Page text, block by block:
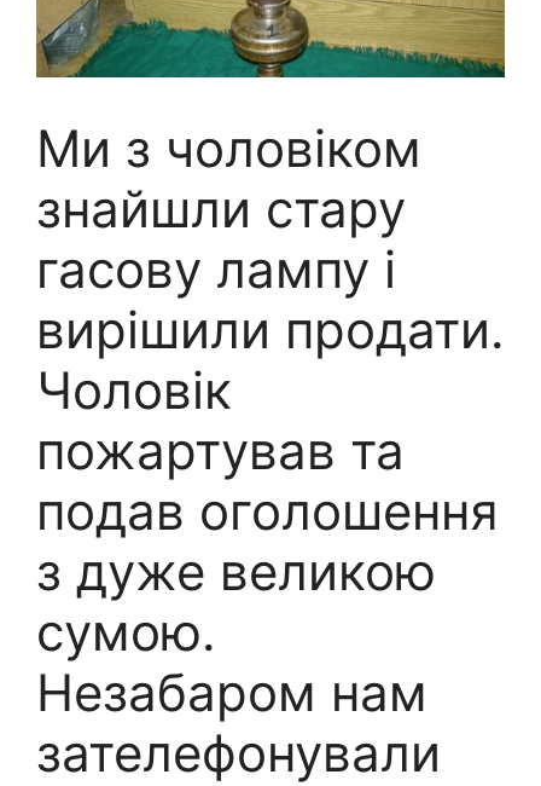
Ми з чоловіком
знайшли стару
гасову лампу і
вирішили продати.
Чоловік
пожартував та
подав оголошення
з дуже великою
сумою.
Незабаром нам
зателефонували